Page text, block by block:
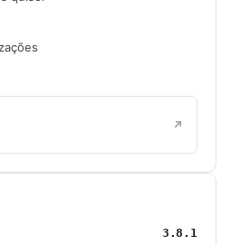
3.8.1